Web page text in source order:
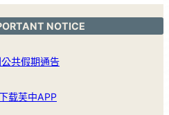
NOTICE
共假期通告
载芙中APP